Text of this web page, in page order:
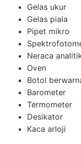
Gelas ukur
Gelas piala
Pipet mikro
Neraca
Oven
Botol
Barometer
Termometer
Desikator
Kaca arloji